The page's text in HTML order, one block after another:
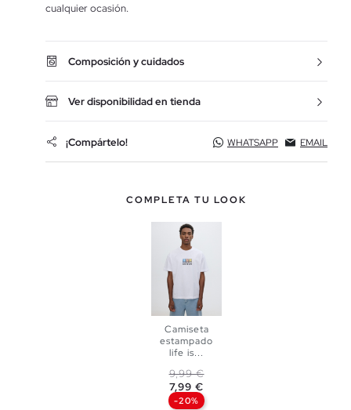
cualquier ocasión.
Composición y cuidados
Ver disponibilidad en tienda
¡Compártelo! WHATSAPP EMAIL
COMPLETA TU LOOK
AÑADIR A
Camiseta
estampado
life is...
Precio base
9,99 €Precio
7,99 €
-20%